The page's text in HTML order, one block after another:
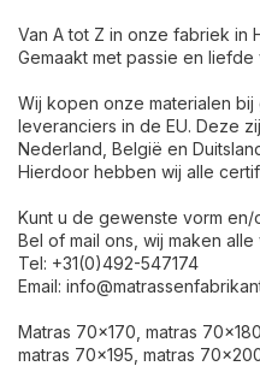
Van A tot Z in onze fabriek in
Gemaakt met passie en
Wij kopen onze materialen
leveranciers in de EU. Deze
Nederland, België en
Hierdoor hebben wij alle
Kunt u de gewenste vorm en/
Bel of mail ons, wij maken alle
Tel: +31(0)492-547174
Email:
Matras 70x170, matras
matras 70x195, matras